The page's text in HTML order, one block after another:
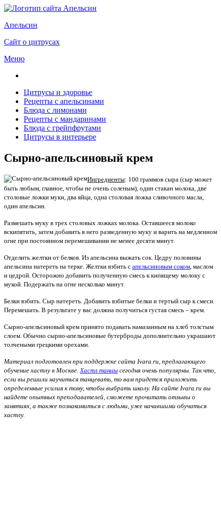
Апельсин
Сайт о цитрусах
Меню
Цитрусы и здоровье
Рецепты с апельсинами
Блюда с лимонами
Рецепты с мандаринами
Блюда с грейпфрутами
Цитрусы в интерьере
Сырно-апельсиновый крем
Ингредиенты: 100 граммов сыра (сыр может
быть любым, главное, чтобы не очень соленым), один стакан молока, две
столовые ложки муки, два яйца, одна столовая ложка сливочного масла,
один апельсин.
Размешать муку в трех столовых ложках молока. Оставшееся молоко
вскипятить, затем добавить в него разведенную муку и варить на медленном
огне при постоянном перемешивании не менее десяти минут.
Отделить желтки от белков. Из апельсина выжать сок. Цедру половины
апельсина натереть на терке. Желтки взбить с апельсиновым соком , маслом
и цедрой. Осторожно добавить полученную смесь к кипящему молоку с
мукой. Подержать на огне несколько минут.
Белки взбить. Сыр натереть. Добавить взбитые белки и тертый сыр к смеси.
Перемешать. В результате у вас должна получиться густая смесь – крем.
Сырно-апельсиновый крем принято подавать намазанным на хлеб толстым
слоем. Обычно сырно-апельсиновые бутерброды дополнительно украшают
толчеными грецкими орехами.
Материал подготовлен при поддержке сайта Ivara.ru, предлагающего
обучение хастлу в Москве. Хастл танцы сегодня очень популярны. Так что,
если вы решили научиться танцевать, то вам придется приложить
определенные усилия к тому, чтобы выбрать школу. На сайте Ivara.ru вы
найдете опытных преподавателей, сможете прочитать отзывы о
занятиях, а также познакомиться с людьми, уже начавшими обучаться
хастлу.